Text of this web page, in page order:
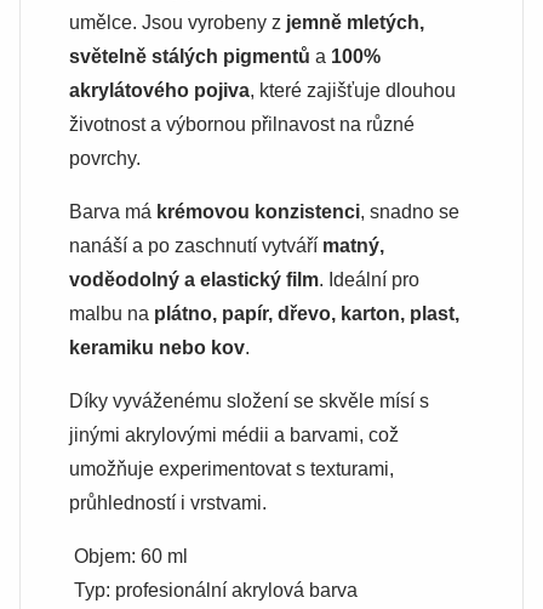
umělce. Jsou vyrobeny z jemně mletých,
světelně stálých pigmentů a 100%
akrylátového pojiva, které zajišťuje dlouhou
životnost a výbornou přilnavost na různé
povrchy.
Barva má krémovou konzistenci, snadno se
nanáší a po zaschnutí vytváří matný,
voděodolný a elastický film. Ideální pro
malbu na plátno, papír, dřevo, karton, plast,
keramiku nebo kov.
Díky vyváženému složení se skvěle mísí s
jinými akrylovými médii a barvami, což
umožňuje experimentovat s texturami,
průhledností i vrstvami.
Objem: 60 ml
Typ: profesionální akrylová barva